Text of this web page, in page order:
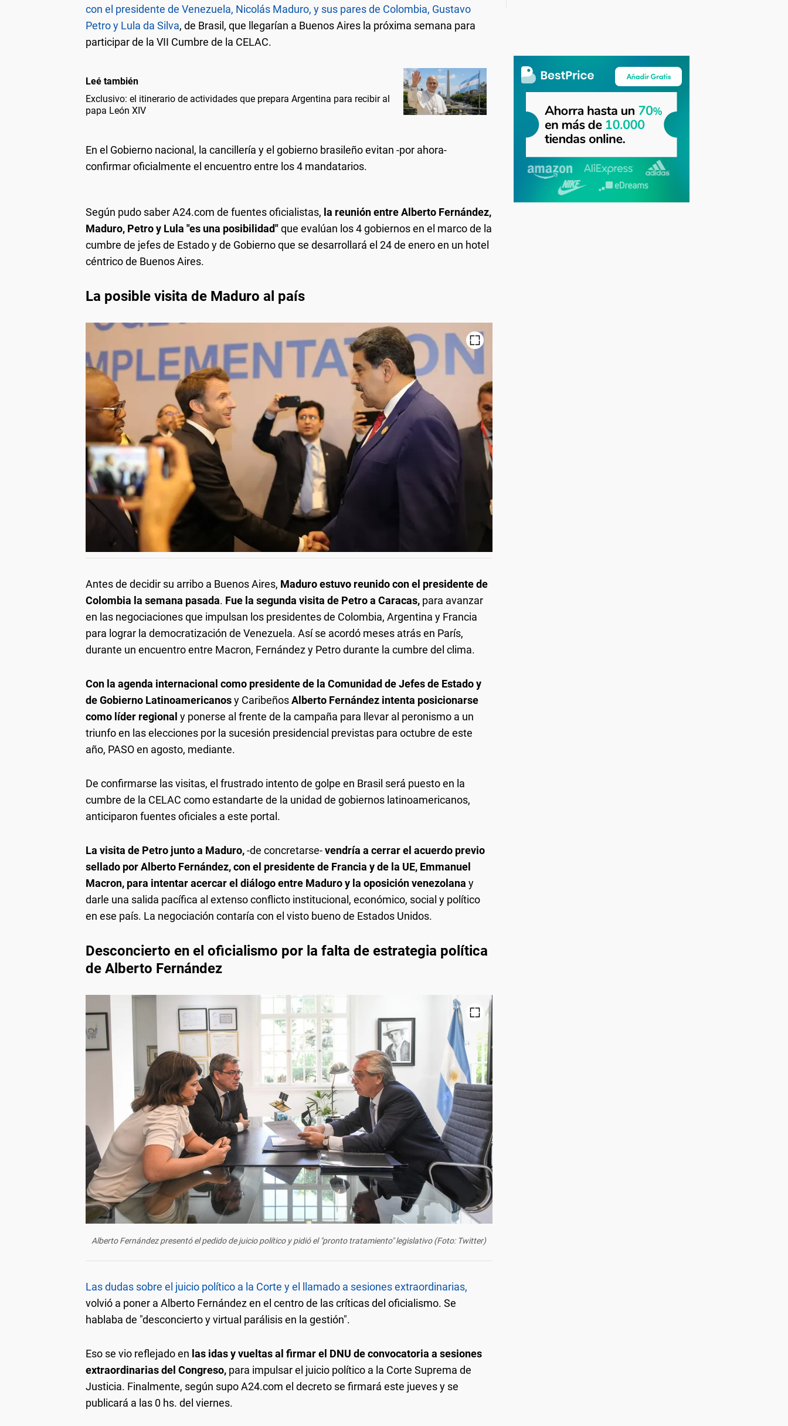
con el presidente de Venezuela, Nicolás Maduro, y sus pares de Colombia, Gustavo
Petro y Lula da Silva, de Brasil, que llegarían a Buenos Aires la próxima semana para
participar de la VII Cumbre de la CELAC.
Leé también
Exclusivo: el itinerario de actividades que prepara Argentina para recibir al
papa León XIV
En el Gobierno nacional, la cancillería y el gobierno brasileño evitan -por ahora-
confirmar oficialmente el encuentro entre los 4 mandatarios.
Según pudo saber A24.com de fuentes oficialistas, la reunión entre Alberto Fernández,
Maduro, Petro y Lula "es una posibilidad"que evalúan los 4 gobiernos en el marco de la
cumbre de jefes de Estado y de Gobierno que se desarrollará el 24 de enero en un hotel
céntrico de Buenos Aires.
La posible visita de Maduro al país
Antes de decidir su arribo a Buenos Aires, Maduro estuvo reunido con el presidente de
Colombia la semana pasada. Fue la segunda visita de Petro a Caracas, para avanzar
en las negociaciones que impulsan los presidentes de Colombia, Argentina y Francia
para lograr la democratización de Venezuela. Así se acordó meses atrás en París,
durante un encuentro entre Macron, Fernández y Petro durante la cumbre del clima.
Con la agenda internacional como presidente de la Comunidad de Jefes de Estado y
de Gobierno Latinoamericanosy CaribeñosAlberto Fernández intenta posicionarse
como líder regional y ponerse al frente de la campaña para llevar al peronismo a un
triunfo en las elecciones por la sucesión presidencial previstas para octubre de este
año, PASO en agosto, mediante.
De confirmarse las visitas, el frustrado intento de golpe en Brasil será puesto en la
cumbre de la CELAC como estandarte de la unidad de gobiernos latinoamericanos,
anticiparon fuentes oficiales a este portal.
La visita de Petro junto a Maduro,-de concretarse-vendría a cerrarel acuerdo previo
sellado por Alberto Fernández, con el presidente de Francia y de la UE, Emmanuel
Macron, para intentar acercar el diálogo entre Maduro y la oposición venezolana y
darle una salida pacífica al extenso conflicto institucional, económico, social y político
en ese país. La negociación contaría con el visto bueno de Estados Unidos.
Desconcierto en el oficialismo por la falta de estrategia política
de Alberto Fernández
Alberto Fernández presentó el pedido de juicio político y pidió el "pronto tratamiento" legislativo (Foto: Twitter)
Las dudas sobre el juicio político a la Corte y el llamado a sesiones extraordinarias,
volvió a poner a Alberto Fernández en el centro de las críticas del oficialismo. Se
hablaba de "desconcierto y virtual parálisis en la gestión".
Eso se vio reflejado en las idas y vueltas al firmar el DNU de convocatoria a sesiones
extraordinarias del Congreso, para impulsar el juicio político a la Corte Suprema de
Justicia. Finalmente, según supo A24.com el decreto se firmará este jueves y se
publicará a las 0 hs. del viernes.